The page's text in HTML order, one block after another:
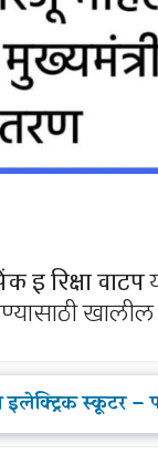
इ रिक्षा वाटप
खालील
इलेक्ट्रिक स्कूटर